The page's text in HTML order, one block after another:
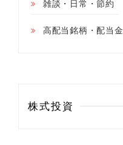
雑談・日常・節約
高配当銘柄・配当金
株式投資